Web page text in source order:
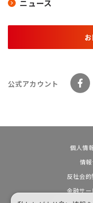
ニュース
公式アカウント
個人情
情
反社会
金融サ